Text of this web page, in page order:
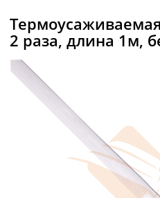
2 раза, длина 1м,